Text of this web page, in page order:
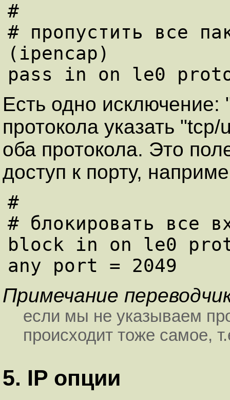
#
# пpопустить все
(ipencap)
Есть одно исключение:
протокола указать
оба протокола. Это
доступ к порту,
#
# блокиpовать все
block in on le0
Примечание
если мы не указываем
происходит тоже самое,
5. IP опции